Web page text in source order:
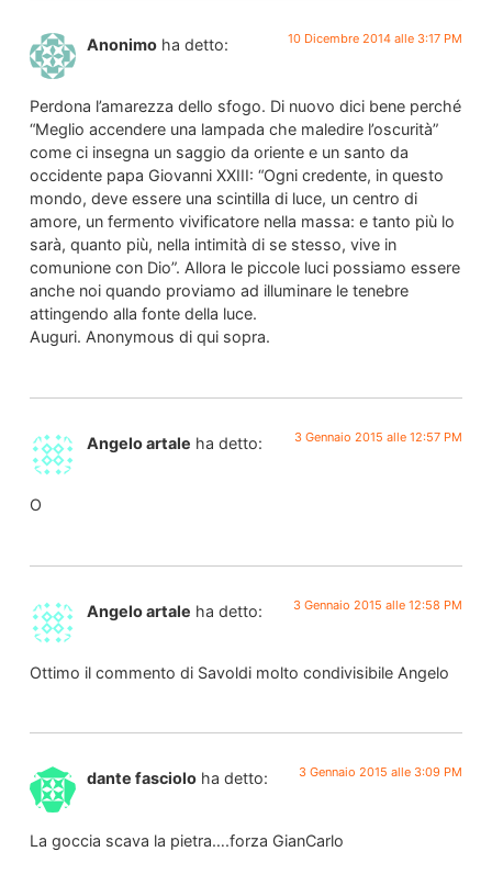
Anonimo ha detto: 10 Dicembre 2014 alle 3:17 PM
Perdona l’amarezza dello sfogo. Di nuovo dici bene perché
“Meglio accendere una lampada che maledire l’oscurità”
come ci insegna un saggio da oriente e un santo da
occidente papa Giovanni XXIII: “Ogni credente, in questo
mondo, deve essere una scintilla di luce, un centro di
amore, un fermento vivificatore nella massa: e tanto più lo
sarà, quanto più, nella intimità di se stesso, vive in
comunione con Dio”. Allora le piccole luci possiamo essere
anche noi quando proviamo ad illuminare le tenebre
attingendo alla fonte della luce.
Auguri. Anonymous di qui sopra.
Angelo artale ha detto: 3 Gennaio 2015 alle 12:57 PM
O
Angelo artale ha detto: 3 Gennaio 2015 alle 12:58 PM
Ottimo il commento di Savoldi molto condivisibile Angelo
dante fasciolo ha detto: 3 Gennaio 2015 alle 3:09 PM
La goccia scava la pietra….forza GianCarlo